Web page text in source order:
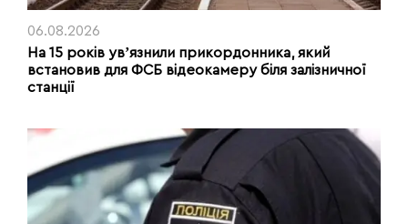
06.08.2026
На 15 років увʼязнили прикордонника, який
встановив для ФСБ відеокамеру біля залізничної
станції